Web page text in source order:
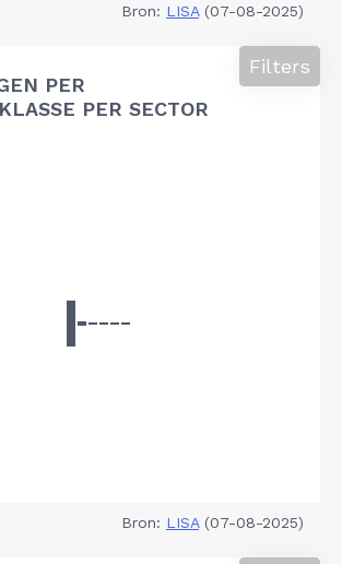
Bron: LISA(07-08-2025)
PER
PER SECTOR
Filters
Bron: LISA(07-08-2025)